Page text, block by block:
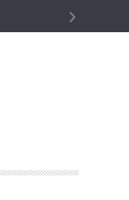
“实现中国梦”国庆文